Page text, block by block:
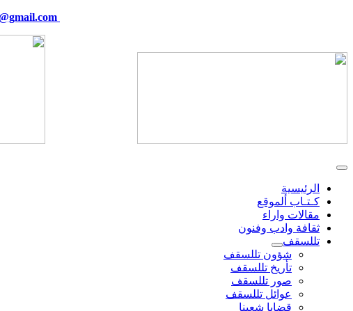
الرئيسية
كـتـاب ألموقع
مقالات واراء
ثقافة وادب وفنون
تللسقف
شؤون تللسقف
تأريخ تللسقف
صور تللسقف
عوائل تللسقف
قضايا شعبنا